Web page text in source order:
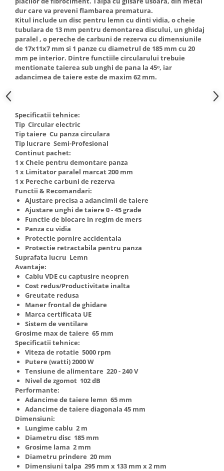
Truse de scule
Truse de lipit PPR
Ventuze cu brate pentru transport
Vibratoare beton
Masini de spalat rufe cu uscator
Uscatoare de rufe
Masini de facut paine
Pachete electrocasnice
incorporabile
Seturi oale
SANDWICH MAKER
Storcatoare de fructe
Televizoare
dur care va preveni flambarea prematura.
Kitul include un disc pentru lemn cu dinti vidia, o cheie
tubulara de 13 mm pentru demontarea discului, un ghidaj
paralel , o pereche de carbuni de rezerva cu dimensiunile
de 17x11x7 mm si 1 panze cu diametrul de 185 mm cu 20
mm pe interior. Dintre functiile circularului trebuie
mentionate taierea sub unghi de pana la 45ᵒ, iar
adancimea de taiere este de maxim 62 mm.
Specificatii tehnice:
Tip Circular electric
Tip taiere Cu panza circulara
Tip lucrare Semi-Profesional
Continut pachet:
1 x Cheie pentru demontare panza
1 x Limitator paralel marcat 200 mm
1 x Pereche carbuni de rezerva
Functii & Recomandari:
Ajustare precisa a adancimii de taiere
Ajustare unghi de taiere 0 - 45 grade
Functie de blocare in regim de mers
Panza cu vidia
Protectie pornire accidentala
Protectie retractabila pentru panza
Suprafata lucru Lemn
Avantaje:
Cablu VDE cu captusire neopren
Cost redus/Productivitate inalta
Greutate redusa
Maner frontal de ghidare
Marca certificata UE
Sistem de ventilare
Grosime max de taiere 65 mm
Specificatii tehnice:
Viteza de rotatie 5000 rpm
Putere (watti) 2000 W
Tensiune de alimentare 220 - 240 V
Nivel de zgomot 102 dB
Performante:
Adancime de taiere lemn 65 mm
Adancime de taiere diagonala 45 mm
Dimensiuni:
Lungime cablu 2 m
Diametru disc 185 mm
Grosime lama 2 mm
Diametru prindere 20 mm
Dimensiuni talpa 295 mm x 133 mm x 2 mm